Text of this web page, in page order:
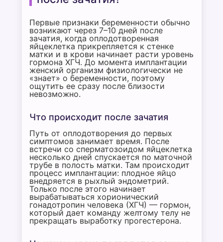
Первые признаки беременности обычно
возникают через 7–10 дней после
зачатия, когда оплодотворенная
яйцеклетка прикрепляется к стенке
матки и в крови начинает расти уровень
гормона ХГЧ. До момента имплантации
женский организм физиологически не
«знает» о беременности, поэтому
ощутить ее сразу после близости
невозможно.
Что происходит после зачатия
Путь от оплодотворения до первых
симптомов занимает время. После
встречи со сперматозоидом яйцеклетка
несколько дней спускается по маточной
трубе в полость матки. Там происходит
процесс имплантации: плодное яйцо
внедряется в рыхлый эндометрий.
Только после этого начинает
вырабатываться хорионический
гонадотропин человека (ХГЧ) — гормон,
который дает команду желтому телу не
прекращать выработку прогестерона.